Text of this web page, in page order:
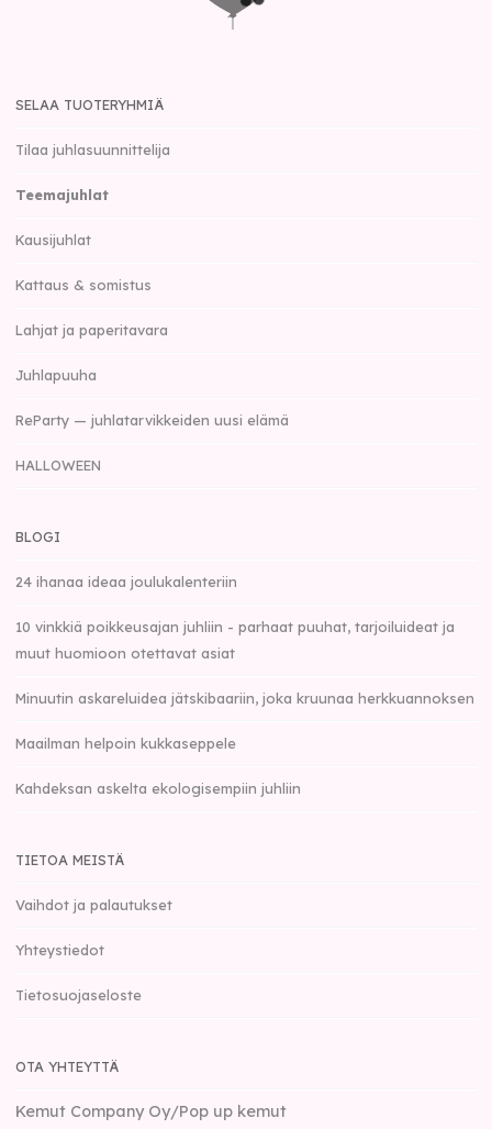
SELAA TUOTERYHMIÄ
Tilaa juhlasuunnittelija
Teemajuhlat
Kausijuhlat
Kattaus & somistus
Lahjat ja paperitavara
Juhlapuuha
ReParty — juhlatarvikkeiden uusi elämä
HALLOWEEN
BLOGI
24 ihanaa ideaa joulukalenteriin
10 vinkkiä poikkeusajan juhliin - parhaat puuhat, tarjoiluideat ja
muut huomioon otettavat asiat
Minuutin askareluidea jätskibaariin, joka kruunaa herkkuannoksen
Maailman helpoin kukkaseppele
Kahdeksan askelta ekologisempiin juhliin
TIETOA MEISTÄ
Vaihdot ja palautukset
Yhteystiedot
Tietosuojaseloste
OTA YHTEYTTÄ
Kemut Company Oy/Pop up kemut